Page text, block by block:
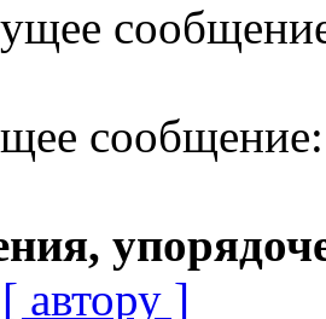
[ автору ]